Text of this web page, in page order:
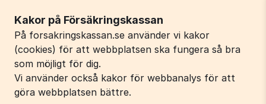
Kakor på Försäkringskassan
På forsakringskassan.se använder vi kakor
(cookies) för att webbplatsen ska fungera så bra
som möjligt för dig.
Vi använder också kakor för webbanalys för att
göra webbplatsen bättre.